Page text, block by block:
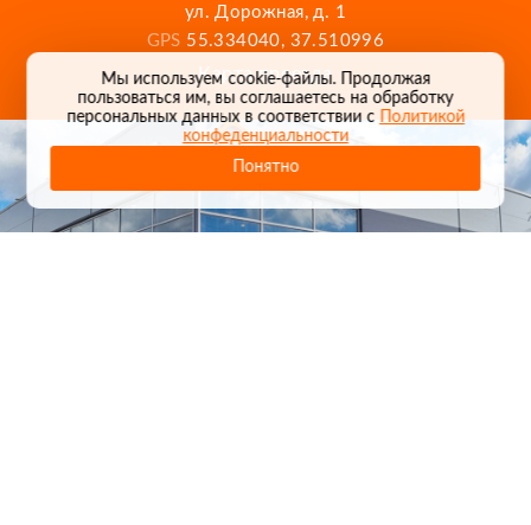
ул. Дорожная, д. 1
GPS 55.334040, 37.510996
Карта проезда
Мы используем cookie-файлы. Продолжая
пользоваться им, вы соглашаетесь на обработку
персональных данных в соответствии сПолитикой
конфеденциальности
Понятно